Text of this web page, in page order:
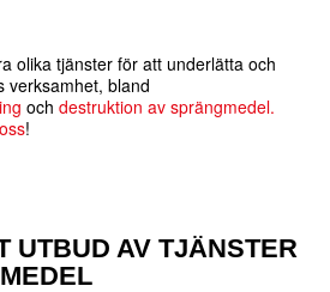
olika tjänster för att underlätta och
verksamhet, bland
och destruktion av sprängmedel.
!
UTBUD AV TJÄNSTER